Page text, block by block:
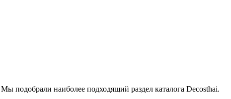
подобрали наиболее подходящий раздел каталога Decosthai.